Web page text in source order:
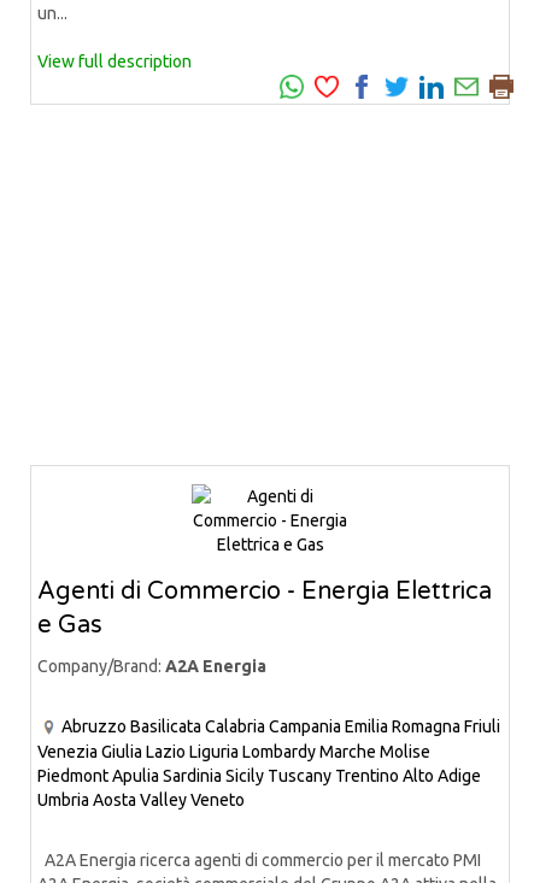
un...
View full description
Agenti di Commercio - Energia Elettrica
e Gas
Company/Brand: A2A Energia
Abruzzo Basilicata Calabria Campania Emilia Romagna Friuli
Venezia Giulia Lazio Liguria LombardyMarche Molise
PiedmontApulia Sardinia Sicily Tuscany Trentino Alto Adige
Umbria Aosta ValleyVeneto
A2A Energia ricerca agenti di commercio per il mercato PMI